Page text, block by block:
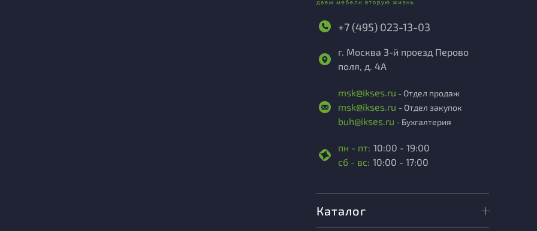
+7 (495) 023-13-03
г. Москва 3-й проезд Перово
поля, д. 4А
msk@ikses.ru - Отдел продаж
msk@ikses.ru - Отдел закупок
buh@ikses.ru - Бухгалтерия
пн - пт: 10:00 - 19:00
сб - вс: 10:00 - 17:00
Каталог